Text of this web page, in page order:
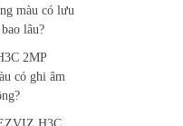
màu có lưu
lâu?
2MP
có ghi âm